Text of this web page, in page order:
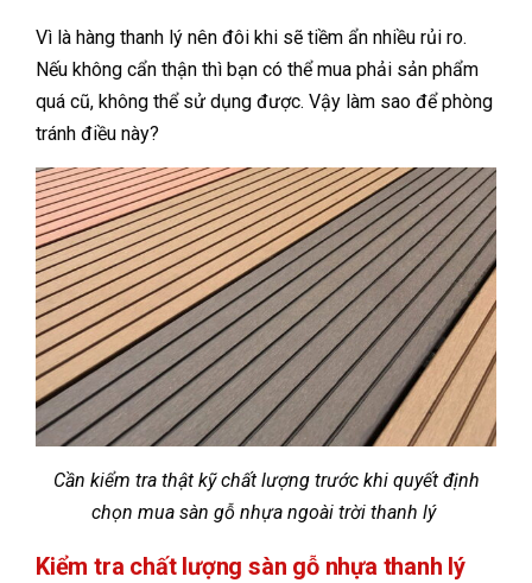
Vì là hàng thanh lý nên đôi khi sẽ tiềm ẩn nhiều rủi ro.
Nếu không cẩn thận thì bạn có thể mua phải sản phẩm
quá cũ, không thể sử dụng được. Vậy làm sao để phòng
tránh điều này?
Cần kiểm tra thật kỹ chất lượng trước khi quyết định
chọn mua sàn gỗ nhựa ngoài trời thanh lý
Kiểm tra chất lượng sàn gỗ nhựa thanh lý